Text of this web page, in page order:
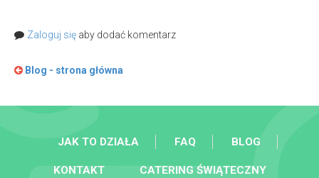
Zaloguj się aby dodać komentarz
Blog - strona główna
JAK TO DZIAŁA FAQ BLOG
KONTAKT CATERING ŚWIĄTECZNY